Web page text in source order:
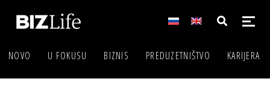
NOVO U FOKUSU BIZNIS PREDUZETNIŠTVO KARIJERA